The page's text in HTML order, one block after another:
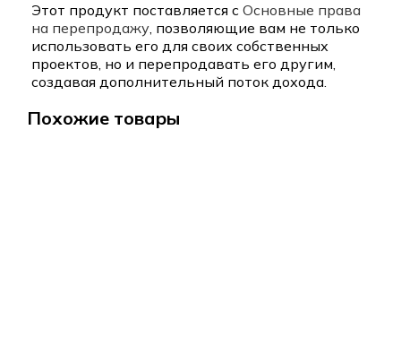
Этот продукт поставляется с Основные права
на перепродажу, позволяющие вам не только
использовать его для своих собственных
проектов, но и перепродавать его другим,
создавая дополнительный поток дохода.
Похожие товары